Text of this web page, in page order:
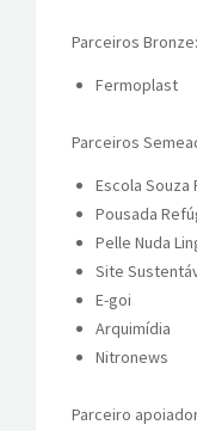
Parceiros Bronze:
Fermoplast
Parceiros
Escola Souza
Pousada
Pelle Nuda
Site
E-goi
Arquimídia
Nitronews
Parceiro